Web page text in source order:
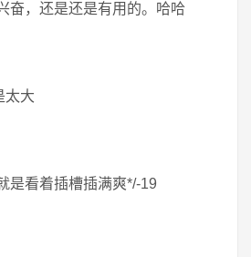
奋，还是还是有用的。哈哈
太大
是看着插槽插满爽*/-19